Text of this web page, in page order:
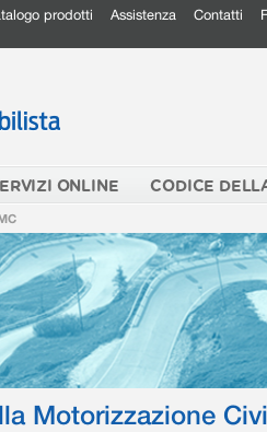
prodotti Assistenza Contatti
ONLINE CODICE
Motorizzazione